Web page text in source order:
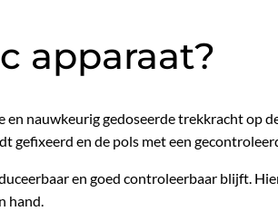
apparaat?
nauwkeurig gedoseerde trekkracht op
gefixeerd en de pols met een
en goed controleerbaar blijft.
hand.